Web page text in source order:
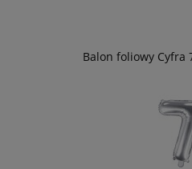
Balon foliowy Cyfra